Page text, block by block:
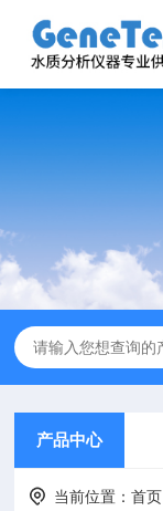
产品中心
当前位置：首页